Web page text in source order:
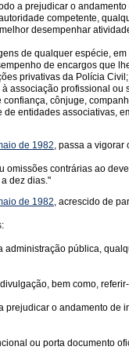
a prejudicar o
competente,
desempenhar
de qualquer espécie,
de encargos que
privativas da Polícia Civil;
associação profissional ou
cônjuge,
entidades associativas,
de 1982, passa a vigorar
omissões contrárias ao
dez dias."
de 1982, acrescido de
pública,
bem como,
o andamento
ou porta documento